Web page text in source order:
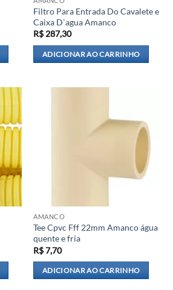
Filtro Para Entrada Do Cavalete e
Caixa D`agua Amanco
R$ 287,30
ADICIONAR AO CARRINHO
AMANCO
Tee Cpvc Fff 22mm Amanco água
quente e fria
R$7,70
ADICIONAR AO CARRINHO